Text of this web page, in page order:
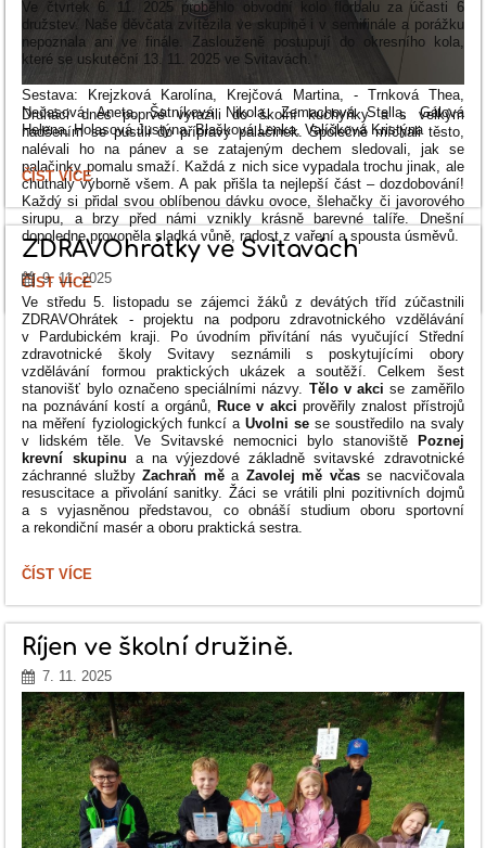
Druháci dnes poprvé vyrazili do školní kuchyňky a s velkým
nadšením se pustili do přípravy palačinek. Společně míchali těsto,
nalévali ho na pánev a se zatajeným dechem sledovali, jak se
palačinky pomalu smaží. Každá z nich sice vypadala trochu jinak, ale
chutnaly výborně všem. A pak přišla ta nejlepší část – dozdobování!
Každý si přidal svou oblíbenou dávku ovoce, šlehačky či javorového
sirupu, a brzy před námi vznikly krásně barevné talíře. Dnešní
dopoledne provoněla sladká vůně, radost z vaření a spousta úsměvů.
KDYŽ
SE
ŠKOLA
PROVONÍ
PALAČINKAMI:
ČÍST VÍCE
Ve čtvrtek 6. 11. 2025 proběhlo obvodní kolo florbalu za účasti 6
družstev. Naše děvčata zvítězila ve skupině i v semifinále a porážku
nepoznala ani ve finále. Zaslouženě postupují do okresního kola,
které se uskuteční 13. 11. 2025 ve Svitavách.
Sestava: Krejzková Karolína, Krejčová Martina, - Trnková Thea,
Nečasová Aneta, Šatníková Nikola, Zemachová Stella, Gálová
Helena, Holasová Justýna, Blašková Lenka, Valíčková Kristýna
FLORBAL
DÍVKY
IV.
KATEGORIE
-
1.
MÍSTO
V
OBVODNÍM
KOLE:
ČÍST VÍCE
ZDRAVOhrátky ve Svitavách
9. 11. 2025
Ve středu 5. listopadu se zájemci žáků z devátých tříd zúčastnili
ZDRAVOhrátek - projektu na podporu zdravotnického vzdělávání
v Pardubickém kraji. Po úvodním přivítání nás vyučující Střední
zdravotnické školy Svitavy seznámili s poskytujícími obory
vzdělávání formou praktických ukázek a soutěží. Celkem šest
stanovišť bylo označeno speciálními názvy. Tělo v akci se zaměřilo
na poznávání kostí a orgánů,
Ruce v akci prověřily znalost přístrojů
na měření fyziologických funkcí a Uvolni se se soustředilo na svaly
v lidském těle. Ve Svitavské nemocnici bylo stanoviště
Poznej
krevní skupinu a na výjezdové základně svitavské zdravotnické
záchranné službyZachraň měa Zavolej mě včasse nacvičovala
resuscitace a přivolání sanitky. Žáci se vrátili plni pozitivních dojmů
a s vyjasněnou představou, co obnáší studium oboru sportovní
a rekondiční masér a oboru praktická sestra.
ZDRAVOHRÁTKY
SVITAVÁCH:
ČÍST VÍCE
Říjen ve školní družině.
7. 11. 2025